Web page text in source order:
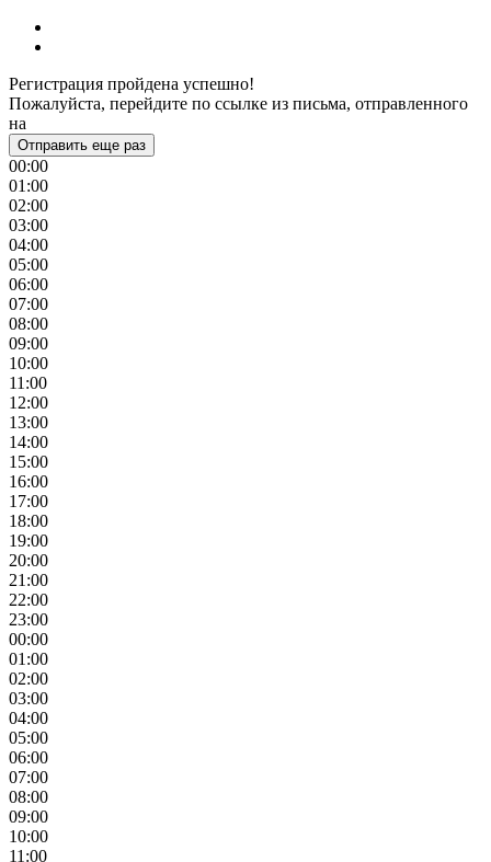
Регистрация пройдена успешно!
Пожалуйста, перейдите по ссылке из письма, отправленного
на
Отправить еще раз
00:00
01:00
02:00
03:00
04:00
05:00
06:00
07:00
08:00
09:00
10:00
11:00
12:00
13:00
14:00
15:00
16:00
17:00
18:00
19:00
20:00
21:00
22:00
23:00
00:00
01:00
02:00
03:00
04:00
05:00
06:00
07:00
08:00
09:00
10:00
11:00